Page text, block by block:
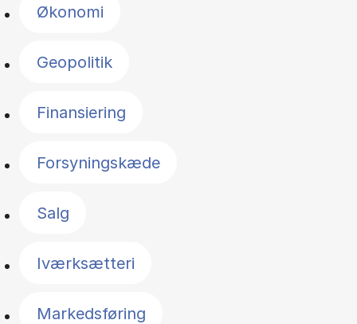
Økonomi
Geopolitik
Finansiering
Forsyningskæde
Salg
Iværksætteri
Markedsføring